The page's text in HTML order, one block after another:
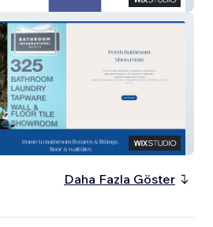
Daha Fazla Göster